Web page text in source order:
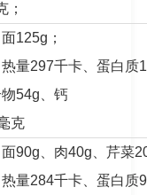
125g；
量297千卡、蛋白质
54g、钙
克
90g、肉40g、芹菜
量284千卡、蛋白质